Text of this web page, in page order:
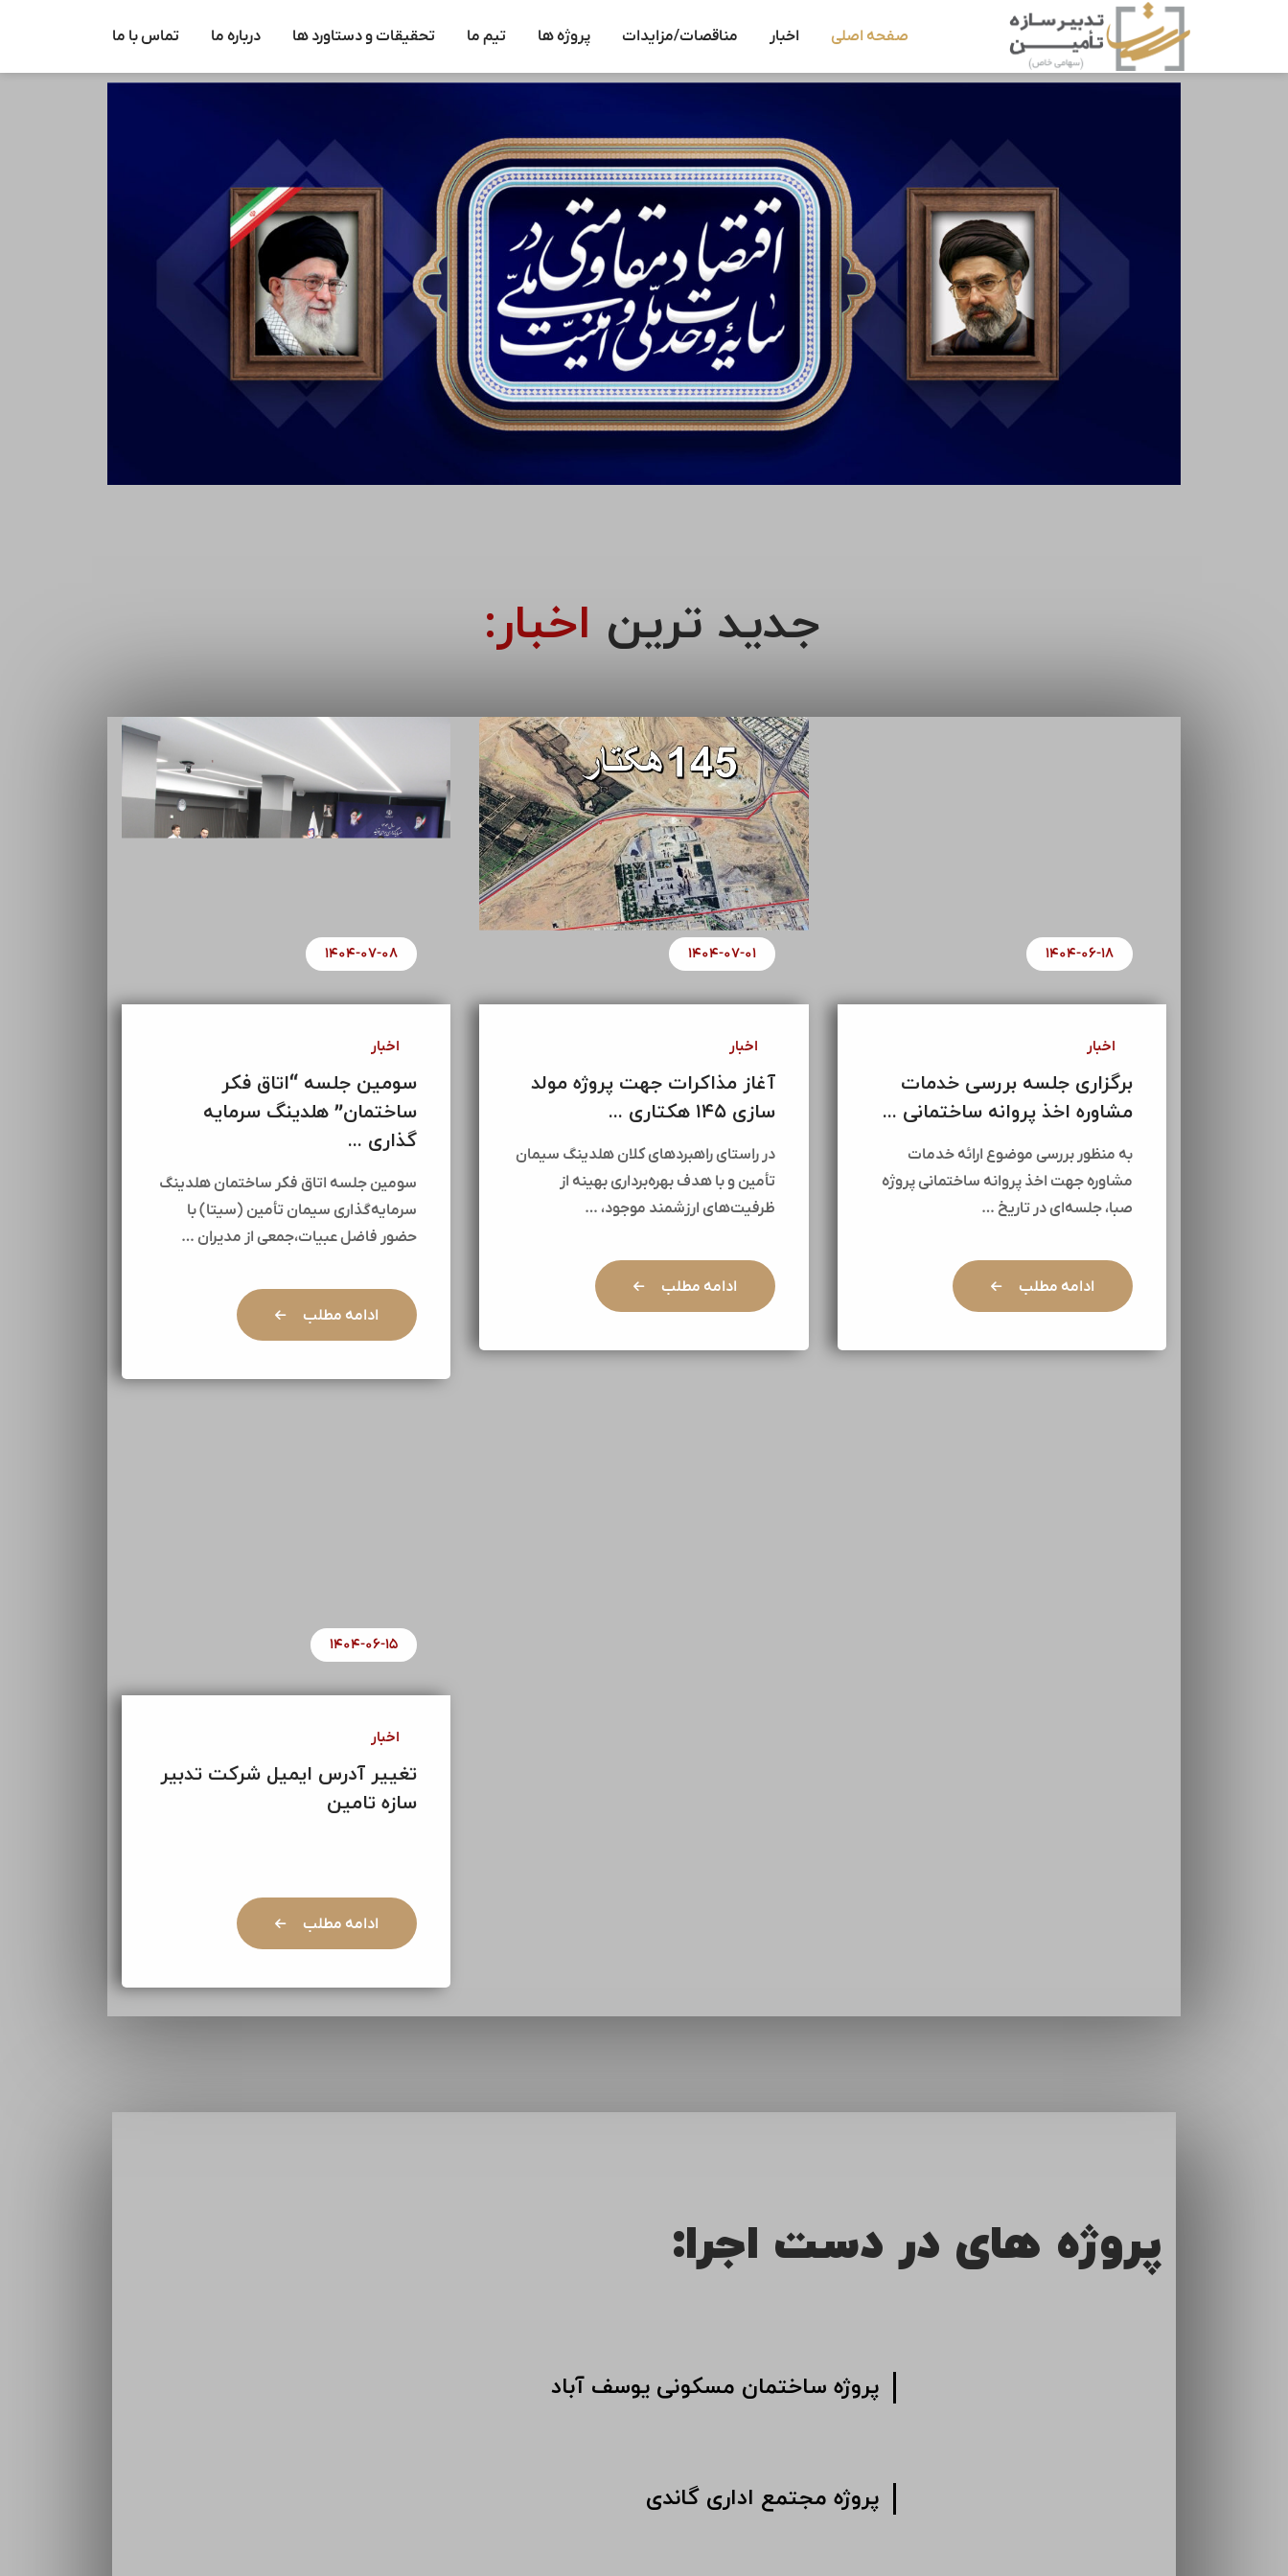
صفحه اصلی اخبار مناقصات/مزایدات پروژه ها تیم ما تحقیقات و دستاورد ها درباره ما تماس با ما
جدید ترین اخبار:
۱۴۰۴-۰۷-۰۸
اخبار
سومین جلسه “اتاق فکر
ساختمان” هلدینگ سرمایه
گذاری ...
سومین جلسه اتاق فکر ساختمان هلدینگ
سرمایه‌گذاری سیمان تأمین (سیتا) با
حضور فاضل عبیات،جمعی از مدیران …
ادامه مطلب
۱۴۰۴-۰۷-۰۱
اخبار
آغاز مذاکرات جهت پروژه مولد
سازی ۱۴۵ هکتاری ...
در راستای راهبردهای کلان هلدینگ سیمان
تأمین و با هدف بهره‌برداری بهینه از
ظرفیت‌های ارزشمند موجود، …
ادامه مطلب
۱۴۰۴-۰۶-۱۸
اخبار
برگزاری جلسه بررسی خدمات
مشاوره اخذ پروانه ساختمانی ...
به منظور بررسی موضوع ارائه خدمات
مشاوره جهت اخذ پروانه ساختمانی پروژه
صبا، جلسه‌ای در تاریخ …
ادامه مطلب
۱۴۰۴-۰۶-۱۵
اخبار
تغییر آدرس ایمیل شرکت تدبیر
سازه تامین
ادامه مطلب
پروژه های در دست اجرا:
پروژه ساختمان مسکونی یوسف آباد
پروژه مجتمع اداری گاندی